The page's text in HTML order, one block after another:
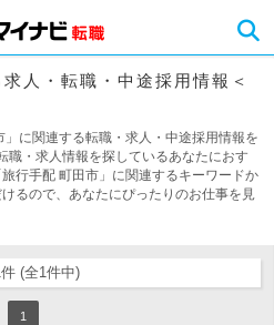
人・転職・中途採用情報＜
に関連する転職・求人・中途採用情報を
職・求人情報を探しているあなたにおす
行手配 町田市」に関連するキーワードか
るので、あなたにぴったりのお仕事を見
(全1件中)
1